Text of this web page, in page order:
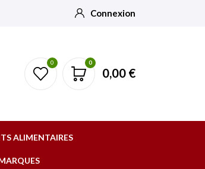
Connexion
0 0
0,00 €
ALIMENTAIRES